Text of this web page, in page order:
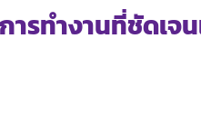
ารทำงานที่ชัดเ